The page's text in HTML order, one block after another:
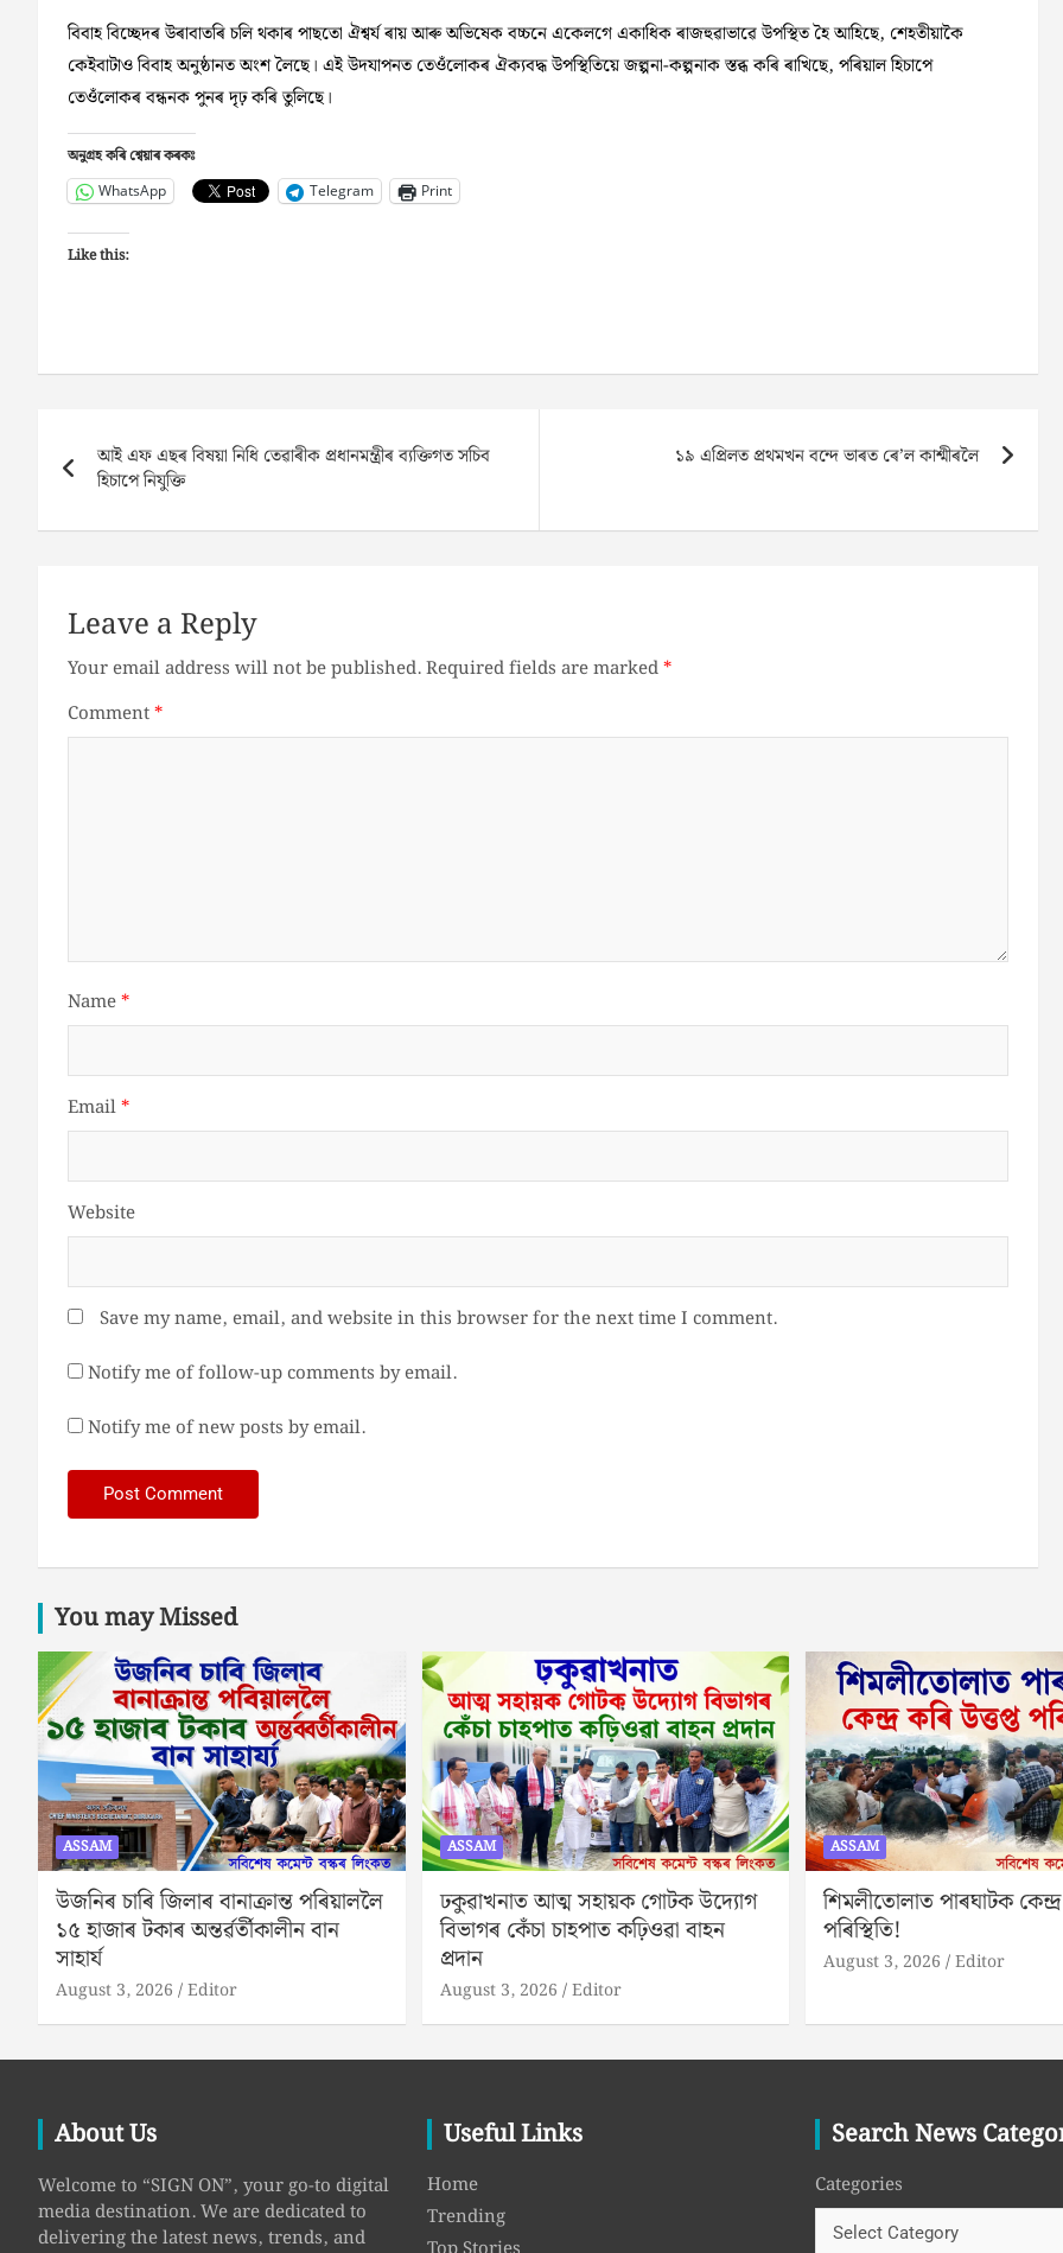
বিবাহ বিচ্ছেদৰ উৰাবাতৰি চলি থকাৰ পাছতো ঐশ্বৰ্য ৰায় আৰু অভিষেক বচ্চনে একেলগে একাধিক ৰাজহুৱাভাৱে উপস্থিত হৈ আহিছে, শেহতীয়াকৈ
কেইবাটাও বিবাহ অনুষ্ঠানত অংশ লৈছে। এই উদযাপনত তেওঁলোকৰ ঐক্যবদ্ধ উপস্থিতিয়ে জল্পনা-কল্পনাক স্তব্ধ কৰি ৰাখিছে, পৰিয়াল হিচাপে
তেওঁলোকৰ বন্ধনক পুনৰ দৃঢ় কৰি তুলিছে।
অনুগ্ৰহ কৰি শ্বেয়াৰ কৰকঃ
WhatsApp Telegram Print
Like this:
navigation
আই এফ এছৰ বিষয়া নিধি তেৱাৰীক প্ৰধানমন্ত্ৰীৰ ব্যক্তিগত সচিব
হিচাপে নিযুক্তি
১৯ এপ্ৰিলত প্ৰথমখন বন্দে ভাৰত ৰে’ল কাশ্মীৰলৈ
Leave a Reply
Your email address will not be published.Required fields are marked*
Comment*
Name*
Email*
Website
Save my name, email, and website in this browser for the next time I comment.
Notify me of follow-up comments by email.
Notify me of new posts by email.
You may Missed
ASSAM
উজনিৰ চাৰি জিলাৰ বানাক্ৰান্ত পৰিয়াললৈ
১৫ হাজাৰ টকাৰ অন্তৰ্ৱৰ্তীকালীন বান
সাহাৰ্য
August 3, 2026 Editor
ASSAM
ঢকুৱাখনাত আত্ম সহায়ক গোটক উদ্যোগ
বিভাগৰ কেঁচা চাহপাত কঢ়িওৱা বাহন
প্ৰদান
August 3, 2026 Editor
ASSAM
শিমলীতোলাত পাৰঘাটক
পৰিস্থিতি!
August 3, 2026 Editor
About Us
Welcome to “SIGN ON”, your go-to digital
media destination. We are dedicated to
delivering the latest news, trends, and
Useful Links
Home
Trending
Search News
Categories